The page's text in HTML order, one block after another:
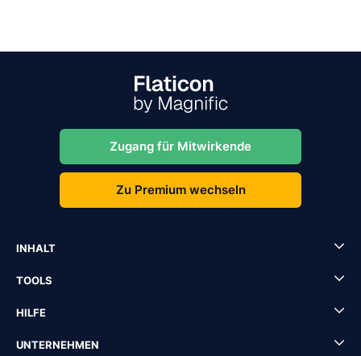
Zugang für Mitwirkende
Zu Premium wechseln
INHALT
TOOLS
HILFE
UNTERNEHMEN